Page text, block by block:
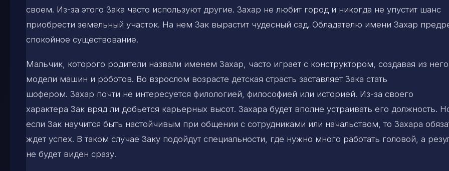
своем. Из-за этого Зака часто используют другие. Захар не любит город и никогда не упустит шанс
приобрести земельный участок. На нем Зак вырастит чудесный сад. Обладателю имени Захар
спокойное существование.
Мальчик, которого родители назвали именем Захар, часто играет с конструктором, создавая из него
модели машин и роботов. Во взрослом возрасте детская страсть заставляет Зака стать
шофером. Захар почти не интересуется филологией, философией или историей. Из-за своего
характера Зак вряд ли добьется карьерных высот. Захара будет вполне устраивать его должность.
если Зак научится быть настойчивым при общении с сотрудниками или начальством, то Захара
ждет успех. В таком случае Заку подойдут специальности, где нужно много работать головой, а
не будет виден сразу.